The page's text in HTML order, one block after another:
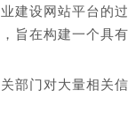
建设网站平台的
旨在构建一个具
部门对大量相关